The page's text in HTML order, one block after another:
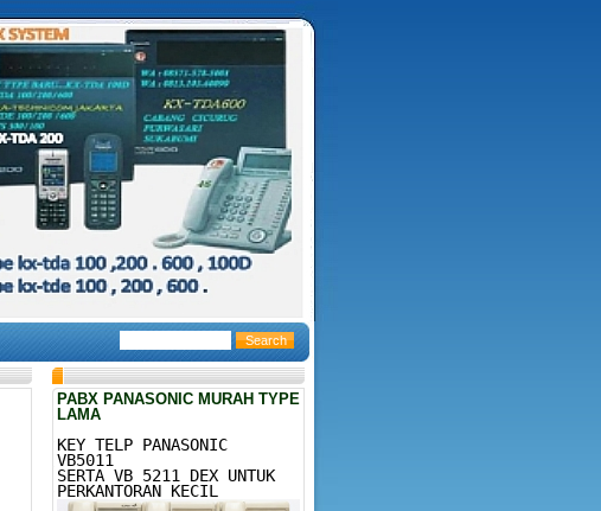
PABX PANASONIC MURAH TYPE
LAMA
KEY TELP PANASONIC
VB5011
SERTA VB 5211 DEX UNTUK
PERKANTORAN KECIL